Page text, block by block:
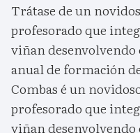
Trátase de un
profesorado que
viñan desenvolvendo
anual de formación
Combas é un
profesorado que
viñan desenvolvendo